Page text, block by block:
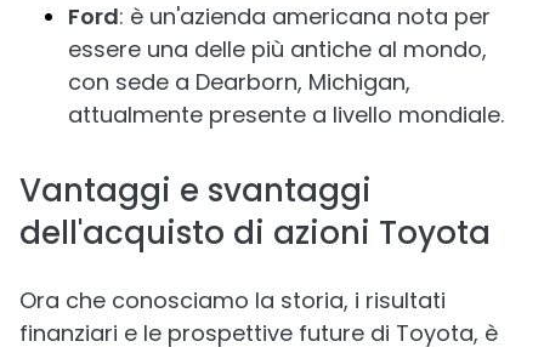
Ford: è un'azienda americana nota per
essere una delle più antiche al mondo,
con sede a Dearborn, Michigan,
attualmente presente a livello mondiale.
Vantaggi e svantaggi
dell'acquisto di azioni Toyota
Ora che conosciamo la storia, i risultati
finanziari e le prospettive future di Toyota, è